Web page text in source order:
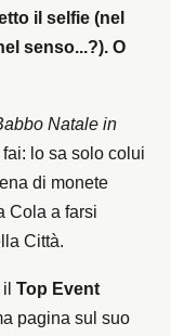
il selfie (nel
senso...?). O
Natale in
lo sa solo colui
di monete
Cola a farsi
Città.
ilTop Event
pagina sul suo